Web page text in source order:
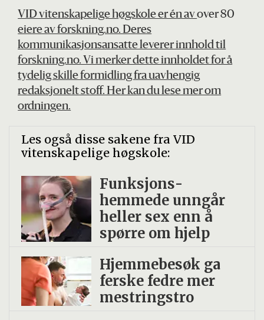
VID vitenskapelige høgskole er én avover 80
eiere av forskning.no. Deres
kommunikasjonsansatte leverer innhold til
forskning.no. Vi merker dette innholdet for å
tydelig skille formidling fra uavhengig
redaksjonelt stoff. Her kan du lese mer om
ordningen.
Les også disse sakene fra VID
vitenskapelige høgskole:
Funksjons­
hemmede unngår
heller sex enn å
spørre om hjelp
Hjemmebesøk ga
ferske fedre mer
mestringstro